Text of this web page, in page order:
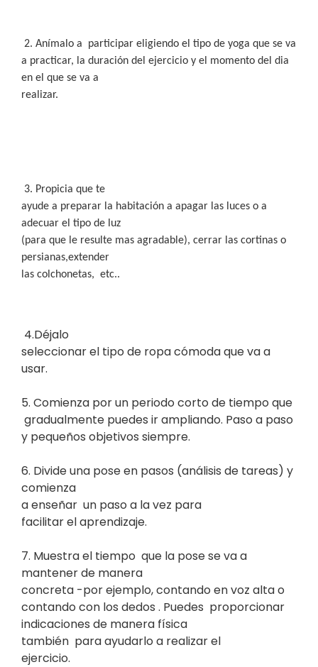
2. Anímalo a
participar eligiendo el tipo de yoga que se va
a practicar, la duración del ejercicio y el momento del dia
en el que se va a
realizar.
3. Propicia que te
ayude a preparar la habitación a apagar las luces o a
adecuar el tipo de luz
(para que le resulte mas agradable), cerrar las cortinas o
persianas,extender
las colchonetas, etc..
4.Déjalo
seleccionar el tipo de ropa cómoda que va a
usar.
5. Comienza por un periodo corto de tiempo que
gradualmente puedes ir ampliando. Paso a paso
y pequeños objetivos siempre.
6. Divide una pose en pasos (análisis de tareas) y
comienza
a enseñar un paso a la vez para
facilitar el aprendizaje.
7. Muestra el tiempo que la pose se va a
mantener de manera
concreta -por ejemplo, contando en voz alta o
contando con los dedos . Puedes proporcionar
indicaciones de manera física
también para ayudarlo a realizar el
ejercicio.